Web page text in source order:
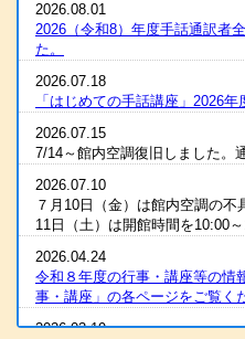
2026.08.01
2026（令和8）年度手話通訳者
た。
2026.07.18
「はじめての手話講座」2026
2026.07.15
7/14～館内空調復旧しました。
2026.07.10
７月10日（金）は館内空調の不
11日（土）は開館時間を10:00
2026.04.24
令和８年度の行事・講座等の情
事・講座」の各ページをご覧く
2026.03.19